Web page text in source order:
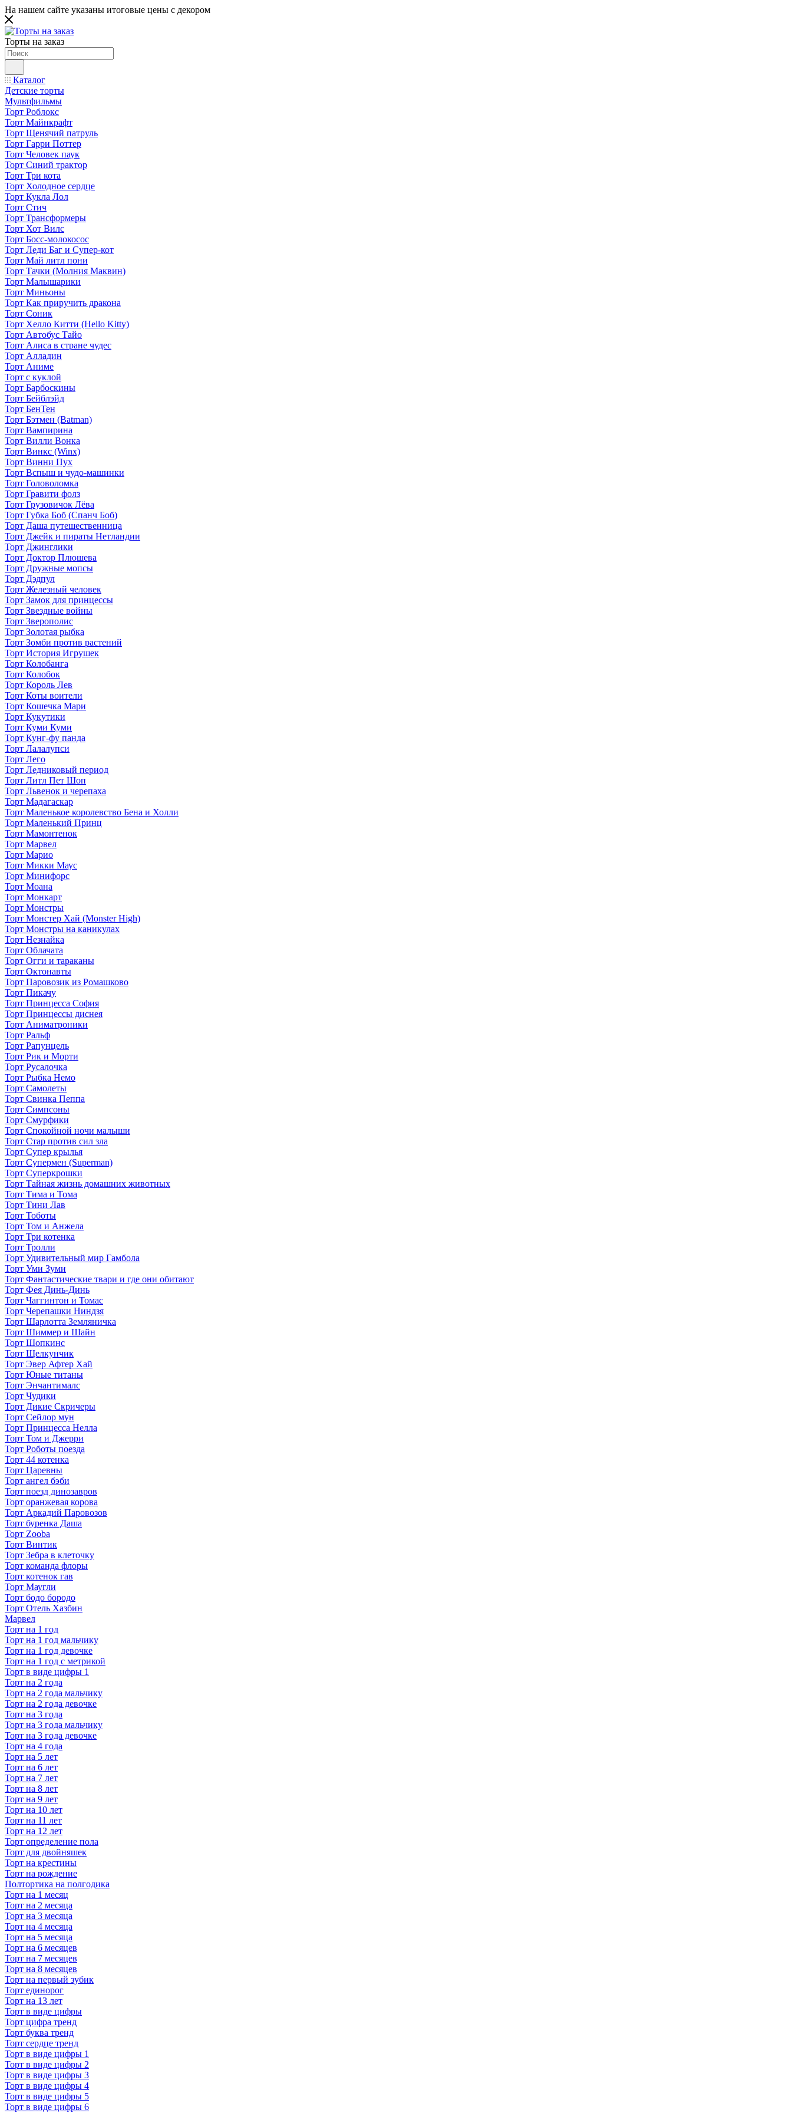
На нашем сайте указаны итоговые цены с декором
Торты на заказ
Каталог
Детские торты
Мультфильмы
Торт Роблокс
Торт Майнкрафт
Торт Щенячий патруль
Торт Гарри Поттер
Торт Человек паук
Торт Синий трактор
Торт Три кота
Торт Холодное сердце
Торт Кукла Лол
Торт Стич
Торт Трансформеры
Торт Хот Вилс
Торт Босс-молокосос
Торт Леди Баг и Супер-кот
Торт Май литл пони
Торт Тачки (Молния Маквин)
Торт Малышарики
Торт Миньоны
Торт Как приручить дракона
Торт Соник
Торт Хелло Китти (Hello Kitty)
Торт Автобус Тайо
Торт Алиса в стране чудес
Торт Алладин
Торт Аниме
Торт с куклой
Торт Барбоскины
Торт Бейблэйд
Торт БенТен
Торт Бэтмен (Batman)
Торт Вампирина
Торт Вилли Вонка
Торт Винкс (Winx)
Торт Винни Пух
Торт Вспыш и чудо-машинки
Торт Головоломка
Торт Гравити фолз
Торт Грузовичок Лёва
Торт Губка Боб (Спанч Боб)
Торт Даша путешественница
Торт Джейк и пираты Нетландии
Торт Джинглики
Торт Доктор Плюшева
Торт Дружные мопсы
Торт Дэдпул
Торт Железный человек
Торт Замок для принцессы
Торт Звездные войны
Торт Зверополис
Торт Золотая рыбка
Торт Зомби против растений
Торт История Игрушек
Торт Колобанга
Торт Колобок
Торт Король Лев
Торт Коты воители
Торт Кошечка Мари
Торт Кукутики
Торт Куми Куми
Торт Кунг-фу панда
Торт Лалалупси
Торт Лего
Торт Ледниковый период
Торт Литл Пет Шоп
Торт Львенок и черепаха
Торт Мадагаскар
Торт Маленькое королевство Бена и Холли
Торт Маленький Принц
Торт Мамонтенок
Торт Марвел
Торт Марио
Торт Микки Маус
Торт Минифорс
Торт Моана
Торт Монкарт
Торт Монстры
Торт Монстер Хай (Monster High)
Торт Монстры на каникулах
Торт Незнайка
Торт Облачата
Торт Огги и тараканы
Торт Октонавты
Торт Паровозик из Ромашково
Торт Пикачу
Торт Принцесса София
Торт Принцессы диснея
Торт Аниматроники
Торт Ральф
Торт Рапунцель
Торт Рик и Морти
Торт Русалочка
Торт Рыбка Немо
Торт Самолеты
Торт Свинка Пеппа
Торт Симпсоны
Торт Смурфики
Торт Спокойной ночи малыши
Торт Стар против сил зла
Торт Супер крылья
Торт Супермен (Superman)
Торт Суперкрошки
Торт Тайная жизнь домашних животных
Торт Тима и Тома
Торт Тини Лав
Торт Тоботы
Торт Том и Анжела
Торт Три котенка
Торт Тролли
Торт Удивительный мир Гамбола
Торт Уми Зуми
Торт Фантастические твари и где они обитают
Торт Фея Динь-Динь
Торт Чаггинтон и Томас
Торт Черепашки Ниндзя
Торт Шарлотта Земляничка
Торт Шиммер и Шайн
Торт Шопкинс
Торт Щелкунчик
Торт Эвер Афтер Хай
Торт Юные титаны
Торт Энчантималс
Торт Чудики
Торт Дикие Скричеры
Торт Сейлор мун
Торт Принцесса Нелла
Торт Том и Джерри
Торт Роботы поезда
Торт 44 котенка
Торт Царевны
Торт ангел бэби
Торт поезд динозавров
Торт оранжевая корова
Торт Аркадий Паровозов
Торт буренка Даша
Торт Zooba
Торт Винтик
Торт Зебра в клеточку
Торт команда флоры
Торт котенок гав
Торт Маугли
Торт бодо бородо
Торт Отель Хазбин
Марвел
Торт на 1 год
Торт на 1 год мальчику
Торт на 1 год девочке
Торт на 1 год с метрикой
Торт в виде цифры 1
Торт на 2 года
Торт на 2 года мальчику
Торт на 2 года девочке
Торт на 3 года
Торт на 3 года мальчику
Торт на 3 года девочке
Торт на 4 года
Торт на 5 лет
Торт на 6 лет
Торт на 7 лет
Торт на 8 лет
Торт на 9 лет
Торт на 10 лет
Торт на 11 лет
Торт на 12 лет
Торт определение пола
Торт для двойняшек
Торт на крестины
Торт на рождение
Полтортика на полгодика
Торт на 1 месяц
Торт на 2 месяца
Торт на 3 месяца
Торт на 4 месяца
Торт на 5 месяца
Торт на 6 месяцев
Торт на 7 месяцев
Торт на 8 месяцев
Торт на первый зубик
Торт единорог
Торт на 13 лет
Торт в виде цифры
Торт цифра тренд
Торт буква тренд
Торт сердце тренд
Торт в виде цифры 1
Торт в виде цифры 2
Торт в виде цифры 3
Торт в виде цифры 4
Торт в виде цифры 5
Торт в виде цифры 6